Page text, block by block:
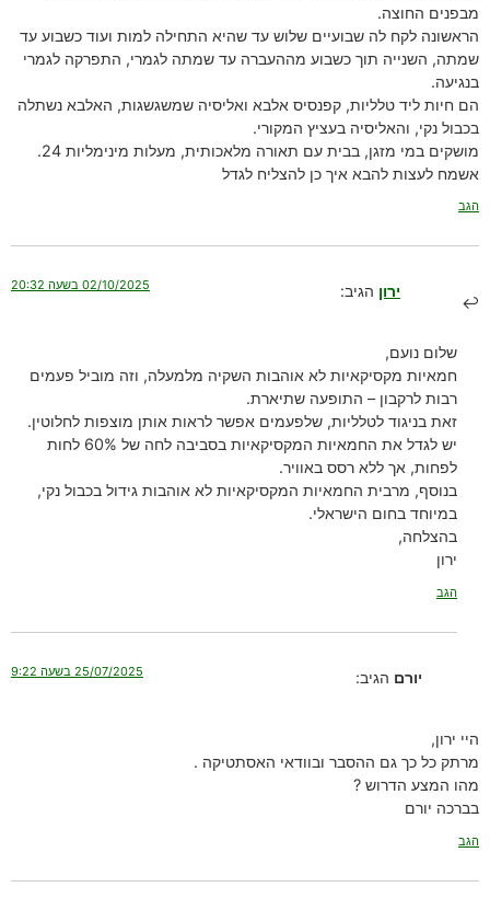
מבפנים החוצה.
הראשונה לקח לה שבועיים שלוש עד שהיא התחילה למות ועוד כשבוע עד
שמתה, השנייה תוך כשבוע מההעברה עד שמתה לגמרי, התפרקה לגמרי
בנגיעה.
הם חיות ליד טלליות, קפנסיס אלבא ואליסיה שמשגשגות, האלבא נשתלה
בכבול נקי, והאליסיה בעציץ המקורי.
מושקים במי מזגן, בבית עם תאורה מלאכותית, מעלות מינימליות 24.
אשמח לעצות להבא איך כן להצליח לגדל
הגב
ירון הגיב: 02/10/2025 בשעה 20:32
שלום נועם,
חמאיות מקסיקאיות לא אוהבות השקיה מלמעלה, וזה מוביל פעמים
רבות לרקבון – התופעה שתיארת.
זאת בניגוד לטלליות, שלפעמים אפשר לראות אותן מוצפות לחלוטין.
יש לגדל את החמאיות המקסיקאיות בסביבה לחה של 60% לחות
לפחות, אך ללא רסס באוויר.
בנוסף, מרבית החמאיות המקסיקאיות לא אוהבות גידול בכבול נקי,
במיוחד בחום הישראלי.
בהצלחה,
ירון
הגב
יורם הגיב: 25/07/2025 בשעה 9:22
היי ירון,
מרתק כל כך גם ההסבר ובוודאי האסתטיקה .
מהו המצע הדרוש ?
בברכה יורם
הגב